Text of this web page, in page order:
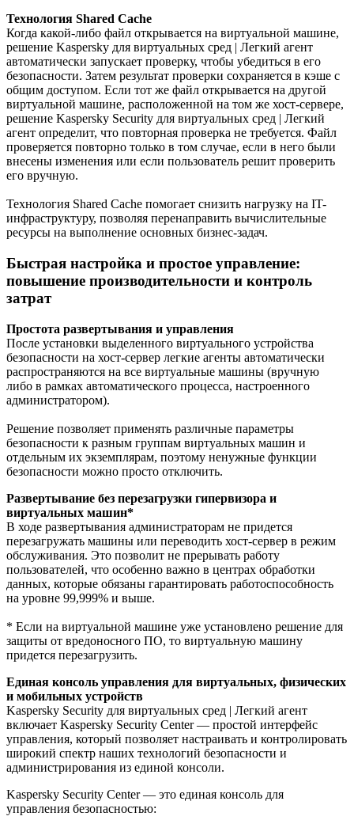
Технология Shared Cache
Когда какой-либо файл открывается на виртуальной машине,
решение Kaspersky для виртуальных сред | Легкий агент
автоматически запускает проверку, чтобы убедиться в его
безопасности. Затем результат проверки сохраняется в кэше с
общим доступом. Если тот же файл открывается на другой
виртуальной машине, расположенной на том же хост-сервере,
решение Kaspersky Security для виртуальных сред | Легкий
агент определит, что повторная проверка не требуется. Файл
проверяется повторно только в том случае, если в него были
внесены изменения или если пользователь решит проверить
его вручную.
Технология Shared Cache помогает снизить нагрузку на IT-
инфраструктуру, позволяя перенаправить вычислительные
ресурсы на выполнение основных бизнес-задач.
Быстрая настройка и простое управление:
повышение производительности и контроль
затрат
Простота развертывания и управления
После установки выделенного виртуального устройства
безопасности на хост-сервер легкие агенты автоматически
распространяются на все виртуальные машины (вручную
либо в рамках автоматического процесса, настроенного
администратором).
Решение позволяет применять различные параметры
безопасности к разным группам виртуальных машин и
отдельным их экземплярам, поэтому ненужные функции
безопасности можно просто отключить.
Развертывание без перезагрузки гипервизора и
виртуальных машин*
В ходе развертывания администраторам не придется
перезагружать машины или переводить хост-сервер в режим
обслуживания. Это позволит не прерывать работу
пользователей, что особенно важно в центрах обработки
данных, которые обязаны гарантировать работоспособность
на уровне 99,999% и выше.
* Если на виртуальной машине уже установлено решение для
защиты от вредоносного ПО, то виртуальную машину
придется перезагрузить.
Единая консоль управления для виртуальных, физических
и мобильных устройств
Kaspersky Security для виртуальных сред | Легкий агент
включает Kaspersky Security Center — простой интерфейс
управления, который позволяет настраивать и контролировать
широкий спектр наших технологий безопасности и
администрирования из единой консоли.
Kaspersky Security Center — это единая консоль для
управления безопасностью: